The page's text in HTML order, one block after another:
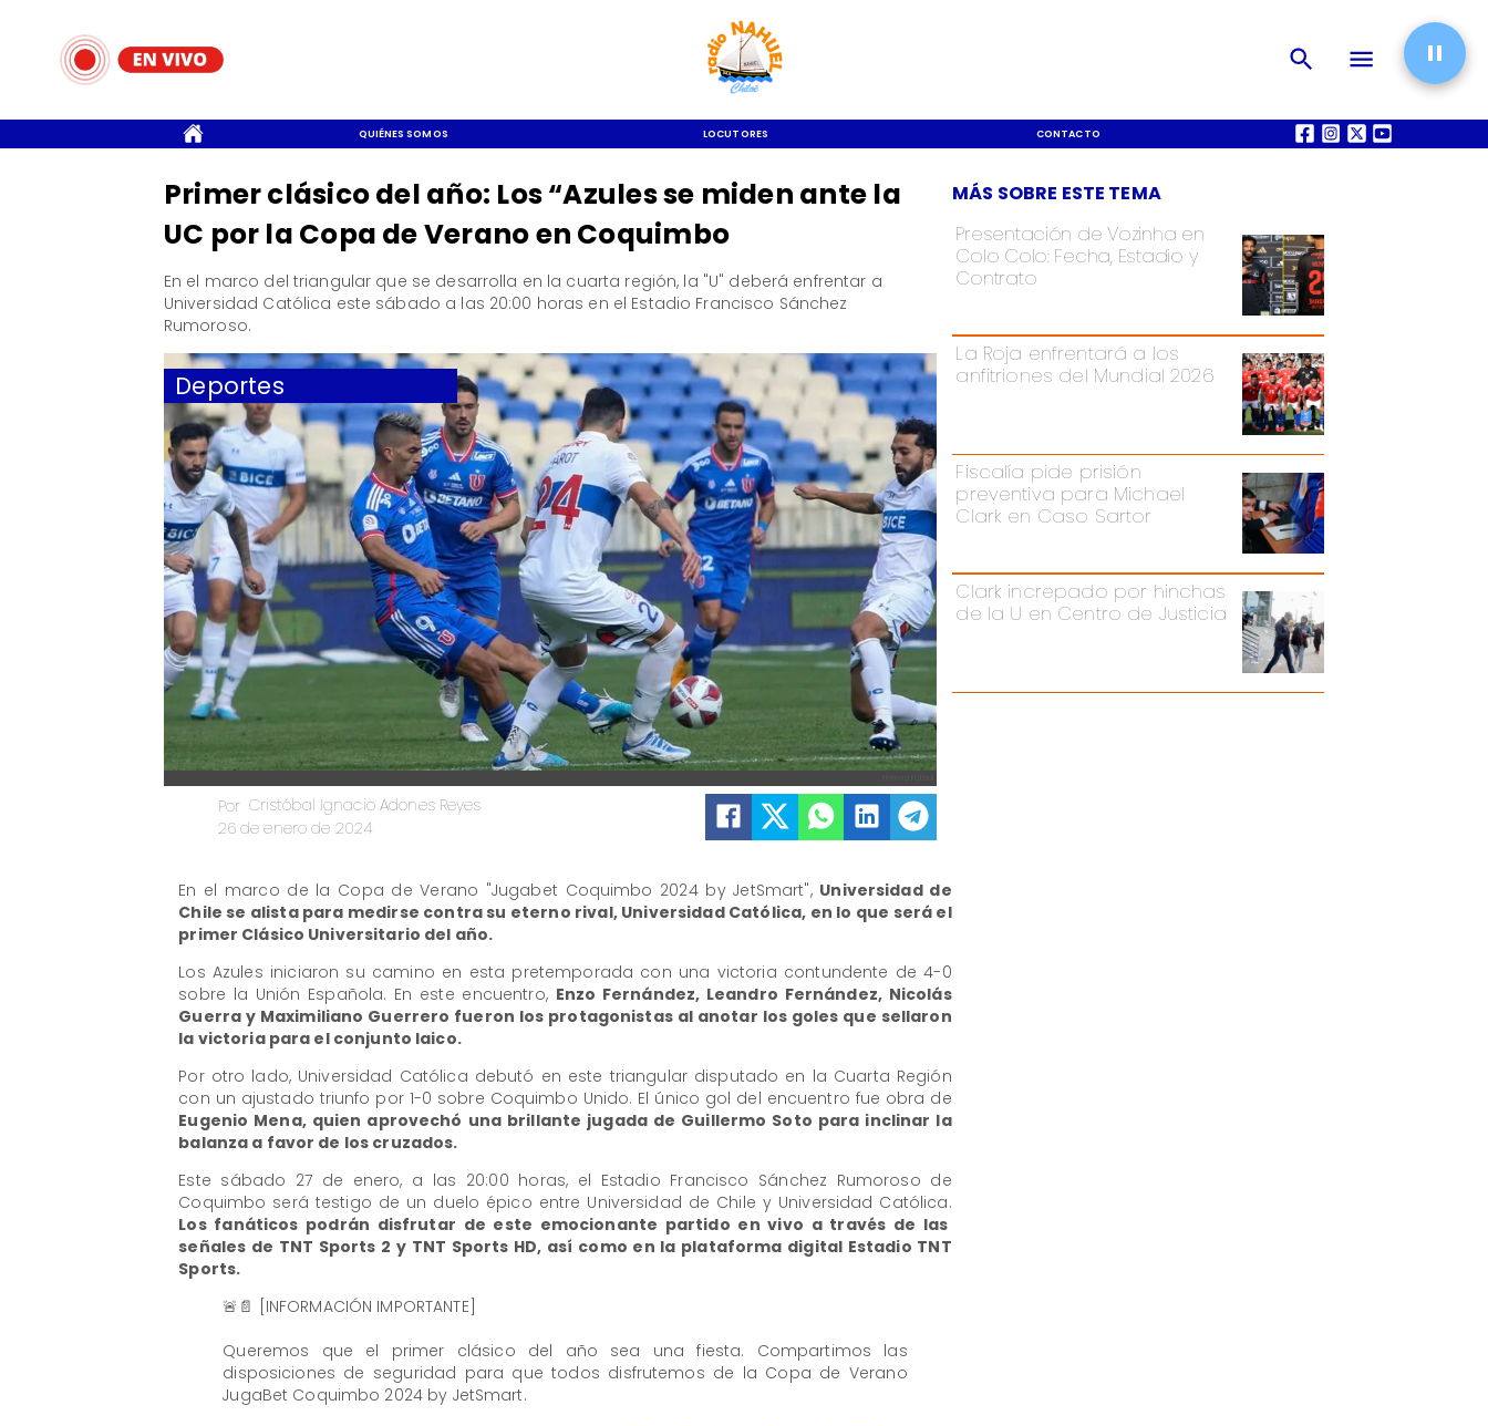
QUIÉNES SOMOS LOCUTORES CONTACTO QUIÉNES SOMOS
Deportes
Cristóbal Ignacio Adones Reyes
Por
26 de enero de 2024
Presentación de Vozinha en
Colo Colo: Fecha, Estadio y
Contrato
La Roja enfrentará a los
anfitriones del Mundial 2026
Fiscalía pide prisión
preventiva para Michael
Clark en Caso Sartor
Clark increpado por hinchas
de la U en Centro de Justicia
MÁS SOBRE ESTE TEMA
Primer clásico del año: Los “Azules se miden ante la
UC por la Copa de Verano en Coquimbo
En el marco del triangular que se desarrolla en la cuarta región, la "U" deberá enfrentar a
Universidad Católica este sábado a las 20:00 horas en el Estadio Francisco Sánchez
Rumoroso.
En el marco de la Copa de Verano "Jugabet Coquimbo 2024 by JetSmart", Universidad de
Chile se alista para medirse contra su eterno rival, Universidad Católica, en lo que será el
primer Clásico Universitario del año.
Los Azules iniciaron su camino en esta pretemporada con una victoria contundente de 4-0
sobre la Unión Española. En este encuentro, Enzo Fernández, Leandro Fernández, Nicolás
Guerra y Maximiliano Guerrero fueron los protagonistas al anotar los goles que sellaron
la victoria para el conjunto laico.
Por otro lado, Universidad Católica debutó en este triangular disputado en la Cuarta Región
con un ajustado triunfo por 1-0 sobre Coquimbo Unido. El único gol del encuentro fue obra de
Eugenio Mena, quien aprovechó una brillante jugada de Guillermo Soto para inclinar la
balanza a favor de los cruzados.
Este sábado 27 de enero, a las 20:00 horas, el Estadio Francisco Sánchez Rumoroso de
Coquimbo será testigo de un duelo épico entre Universidad de Chile y Universidad Católica.
Los fanáticos podrán disfrutar de este emocionante partido en vivo a través de las
señales de TNT Sports 2 y TNT Sports HD, así como en la plataforma digital Estadio TNT
Sports.
🚨📄 [INFORMACIÓN IMPORTANTE]
Queremos que el primer clásico del año sea una fiesta. Compartimos las
disposiciones de seguridad para que todos disfrutemos de la Copa de Verano
JugaBet Coquimbo 2024 by JetSmart.